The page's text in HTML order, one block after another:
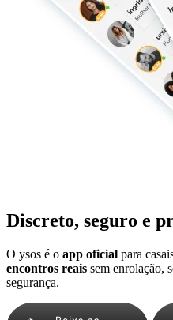
Discreto, seguro e
O ysos é o app oficial para
encontros reais sem enrolação,
segurança.